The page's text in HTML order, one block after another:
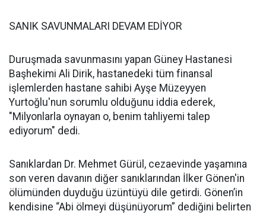
SANIK SAVUNMALARI DEVAM EDİYOR
Duruşmada savunmasını yapan Güney Hastanesi
Başhekimi Ali Dirik, hastanedeki tüm finansal
işlemlerden hastane sahibi Ayşe Müzeyyen
Yurtoğlu'nun sorumlu olduğunu iddia ederek,
"Milyonlarla oynayan o, benim tahliyemi talep
ediyorum" dedi.
Sanıklardan Dr. Mehmet Gürül, cezaevinde yaşamına
son veren davanın diğer sanıklarından İlker Gönen'in
ölümünden duyduğu üzüntüyü dile getirdi. Gönen’in
kendisine “Abi ölmeyi düşünüyorum” dediğini belirten